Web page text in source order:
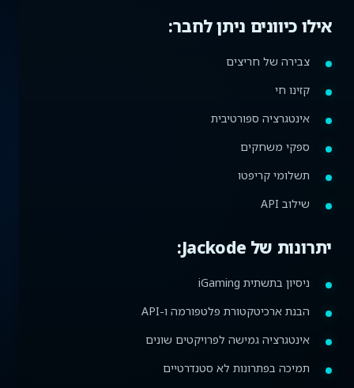
אילו כיוונים ניתן לחבר:
צבירה של חריצים
קזינו חי
אינטגרציה ספורטיבית
ספקי משחקים
תשלומי קריפטו
שילוב API
יתרונות של Jackode:
ניסיון בתשתית iGaming
הבנת ארכיטקטורת פלטפורמה ו-API
אינטגרציה גמישה לפרויקטים שונים
תמיכה בפתרונות לא סטנדרטיים